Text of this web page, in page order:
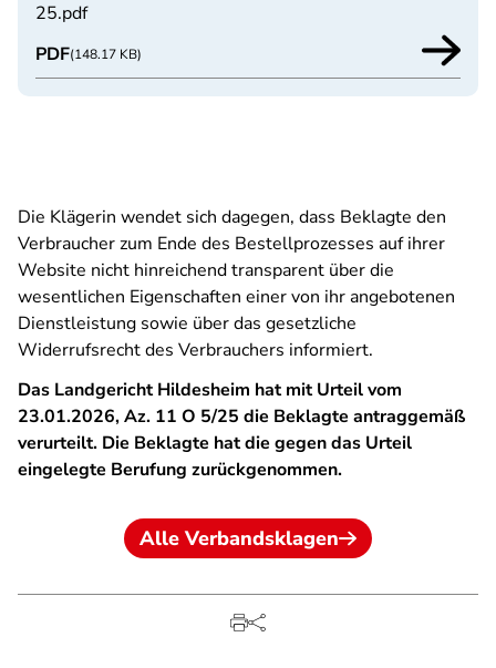
25.pdf
PDF(148.17 KB)
Die Klägerin wendet sich dagegen, dass Beklagte den
Verbraucher zum Ende des Bestellprozesses auf ihrer
Website nicht hinreichend transparent über die
wesentlichen Eigenschaften einer von ihr angebotenen
Dienstleistung sowie über das gesetzliche
Widerrufsrecht des Verbrauchers informiert.
Das Landgericht Hildesheim hat mit Urteil vom
23.01.2026, Az. 11 O 5/25 die Beklagte antraggemäß
verurteilt. Die Beklagte hat die gegen das Urteil
eingelegte Berufung zurückgenommen.
Alle Verbandsklagen